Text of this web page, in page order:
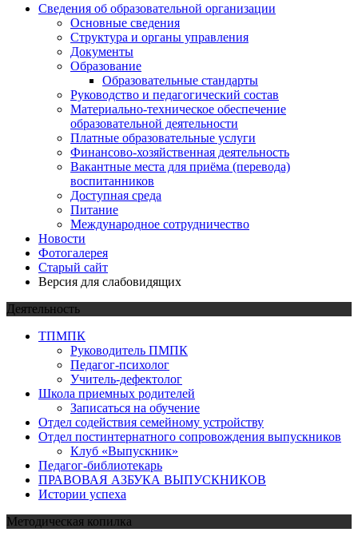
Сведения об образовательной организации
Основные сведения
Структура и органы управления
Документы
Образование
Образовательные стандарты
Руководство и педагогический состав
Материально-техническое обеспечение
образовательной деятельности
Платные образовательные услуги
Финансово-хозяйственная деятельность
Вакантные места для приёма (перевода)
воспитанников
Доступная среда
Питание
Международное сотрудничество
Новости
Фотогалерея
Старый сайт
Версия для слабовидящих
Деятельность
ТПМПК
Руководитель ПМПК
Педагог-психолог
Учитель-дефектолог
Школа приемных родителей
Записаться на обучение
Отдел содействия семейному устройству
Отдел постинтернатного сопровождения выпускников
Клуб «Выпускник»
Педагог-библиотекарь
ПРАВОВАЯ АЗБУКА ВЫПУСКНИКОВ
Истории успеха
Методическая копилка